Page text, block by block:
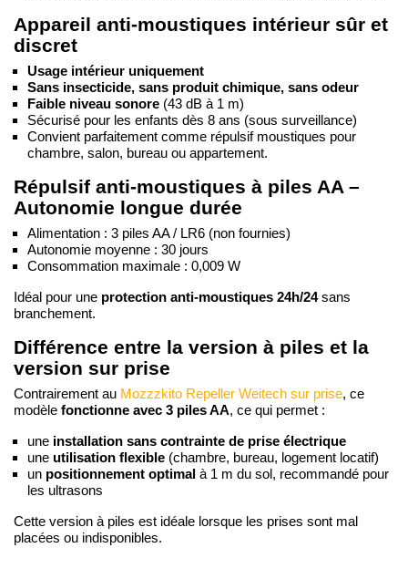
Appareil anti-moustiques intérieur sûr et
discret
Usage intérieur uniquement
Sans insecticide, sans produit chimique, sans odeur
Faible niveau sonore (43 dB à 1 m)
Sécurisé pour les enfants dès 8 ans (sous surveillance)
Convient parfaitement comme répulsif moustiques pour
chambre, salon, bureau ou appartement.
Répulsif anti-moustiques à piles AA –
Autonomie longue durée
Alimentation : 3 piles AA / LR6 (non fournies)
Autonomie moyenne : 30 jours
Consommation maximale : 0,009 W
Idéal pour une protection anti-moustiques 24h/24sans
branchement.
Différence entre la version à piles et la
version sur prise
Contrairement au Mozzzkito Repeller Weitech sur prise, ce
modèle fonctionne avec 3 piles AA, ce qui permet :
une installation sans contrainte de prise électrique
une utilisation flexible (chambre, bureau, logement locatif)
un positionnement optimal à 1 m du sol, recommandé pour
les ultrasons
Cette version à piles est idéale lorsque les prises sont mal
placées ou indisponibles.